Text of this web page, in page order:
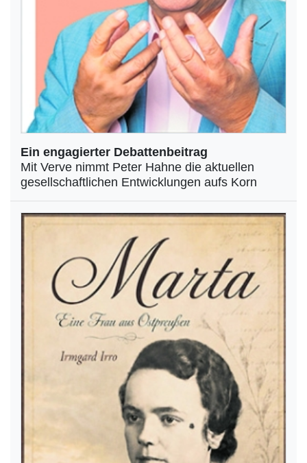
Ein engagierter Debattenbeitrag
Mit Verve nimmt Peter Hahne die aktuellen
gesellschaftlichen Entwicklungen aufs Korn